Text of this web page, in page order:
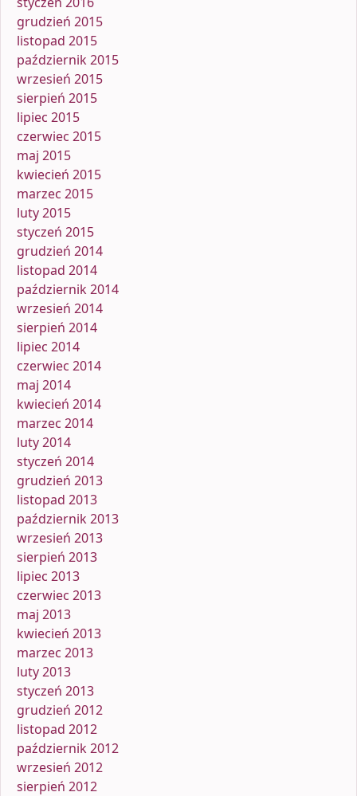
grudzień 2015
listopad 2015
październik 2015
wrzesień 2015
sierpień 2015
lipiec 2015
czerwiec 2015
maj 2015
kwiecień 2015
marzec 2015
luty 2015
styczeń 2015
grudzień 2014
listopad 2014
październik 2014
wrzesień 2014
sierpień 2014
lipiec 2014
czerwiec 2014
maj 2014
kwiecień 2014
marzec 2014
luty 2014
styczeń 2014
grudzień 2013
listopad 2013
październik 2013
wrzesień 2013
sierpień 2013
lipiec 2013
czerwiec 2013
maj 2013
kwiecień 2013
marzec 2013
luty 2013
styczeń 2013
grudzień 2012
listopad 2012
październik 2012
wrzesień 2012
sierpień 2012